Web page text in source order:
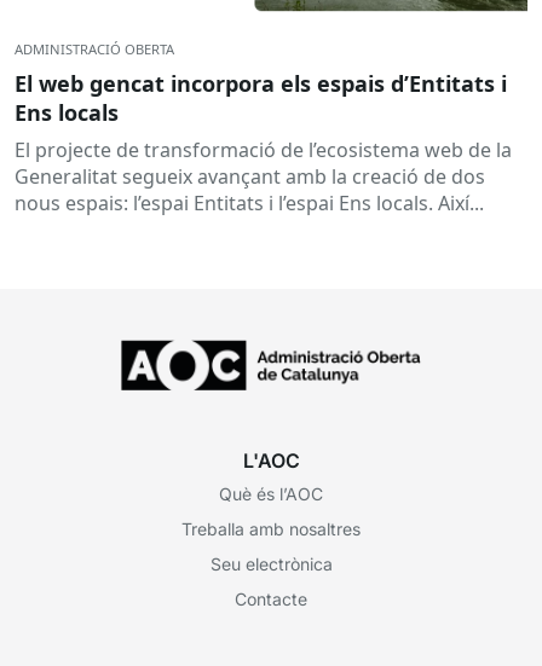
ADMINISTRACIÓ OBERTA
El web gencat incorpora els espais d’Entitats i
Ens locals
El projecte de transformació de l’ecosistema web de la
Generalitat segueix avançant amb la creació de dos
nous espais: l’espai Entitats i l’espai Ens locals. Així...
L'AOC
Què és l’AOC
Treballa amb nosaltres
Seu electrònica
Contacte